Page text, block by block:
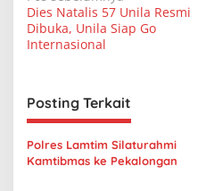
a
v
g
a
s
i
Dies Natalis 57 Unila Resmi
Dibuka, Unila Siap Go
Internasional
Posting Terkait
Polres Lamtim Silaturahmi
Kamtibmas ke Pekalongan